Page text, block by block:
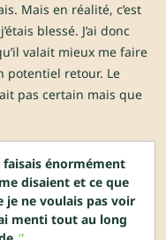
Mais en réalité, c’est
blessé. J’ai donc
valait mieux me faire
potentiel retour. Le
pas certain mais que
faisais énormément
disaient et ce que
je ne voulais pas voir
menti tout au long